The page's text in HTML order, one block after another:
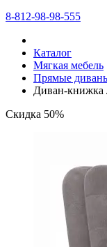
8-812-98-98-555
Каталог
Мягкая мебель
Прямые
Диван-
Скидка 50%